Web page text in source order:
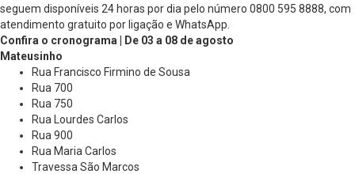
seguem disponíveis 24 horas por dia pelo número 0800 595 8888, com
atendimento gratuito por ligação e WhatsApp.
Confira o cronograma | De 03 a 08 de agosto
Mateusinho
Rua Francisco Firmino de Sousa
Rua 700
Rua 750
Rua Lourdes Carlos
Rua 900
Rua Maria Carlos
Travessa São Marcos